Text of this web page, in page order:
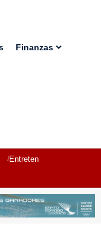
Finanzas
Entretenimiento